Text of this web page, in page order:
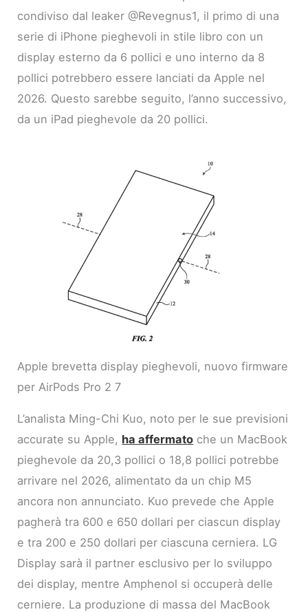
condiviso dal leaker @Revegnus1, il primo di una
serie di iPhone pieghevoli in stile libro con un
display esterno da 6 pollici e uno interno da 8
pollici potrebbero essere lanciati da Apple nel
2026. Questo sarebbe seguito, l’anno successivo,
da un iPad pieghevole da 20 pollici.
Apple brevetta display pieghevoli, nuovo firmware
per AirPods Pro 2 7
L’analista Ming-Chi Kuo, noto per le sue previsioni
accurate su Apple, ha affermato che un MacBook
pieghevole da 20,3 pollici o 18,8 pollici potrebbe
arrivare nel 2026, alimentato da un chip M5
ancora non annunciato. Kuo prevede che Apple
pagherà tra 600 e 650 dollari per ciascun display
e tra 200 e 250 dollari per ciascuna cerniera. LG
Display sarà il partner esclusivo per lo sviluppo
dei display, mentre Amphenol si occuperà delle
cerniere. La produzione di massa del MacBook